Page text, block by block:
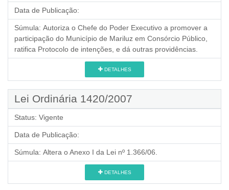
Data de Publicação:
Súmula: Autoriza o Chefe do Poder Executivo a promover a
participação do Município de Mariluz em Consórcio Público,
ratifica Protocolo de intenções, e dá outras providências.
DETALHES
Lei Ordinária 1420/2007
Status: Vigente
Data de Publicação:
Súmula: Altera o Anexo I da Lei nº 1.366/06.
DETALHES